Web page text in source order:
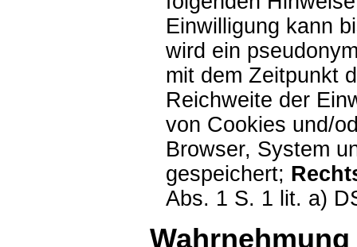
Einwilligung kann
wird ein
mit dem Zeitpunkt
Reichweite der
von Cookies und/
Browser, System
gespeichert;
Abs. 1 S. 1 lit. a)